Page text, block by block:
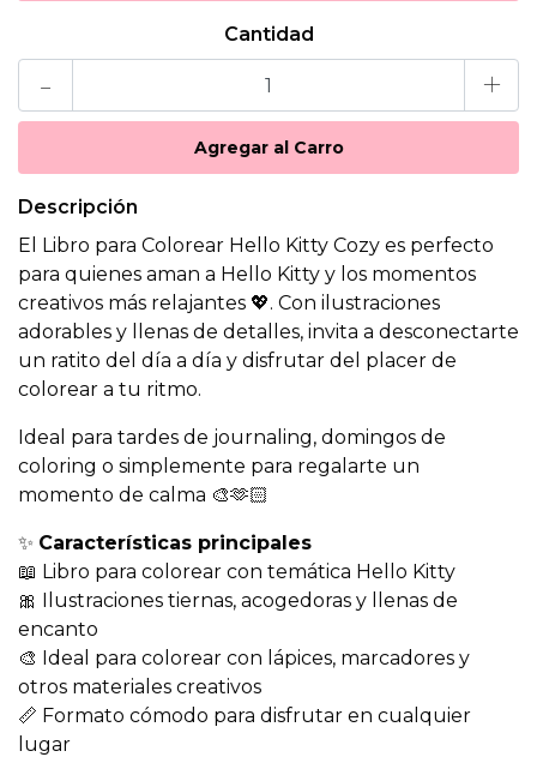
Cantidad
- +
Descripción
El Libro para Colorear Hello Kitty Cozy es perfecto
para quienes aman a Hello Kitty y los momentos
creativos más relajantes 💖. Con ilustraciones
adorables y llenas de detalles, invita a desconectarte
un ratito del día a día y disfrutar del placer de
colorear a tu ritmo.
Ideal para tardes de journaling, domingos de
coloring o simplemente para regalarte un
momento de calma 🎨🫶🏻
✨ Características principales
📖 Libro para colorear con temática Hello Kitty
🎀 Ilustraciones tiernas, acogedoras y llenas de
encanto
🎨 Ideal para colorear con lápices, marcadores y
otros materiales creativos
📏 Formato cómodo para disfrutar en cualquier
lugar